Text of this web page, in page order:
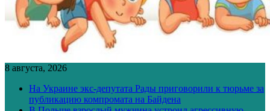
8 августа, 2026
На Украине экс-депутата Рады приговорили к тюрьме за
публикацию компромата на Байдена